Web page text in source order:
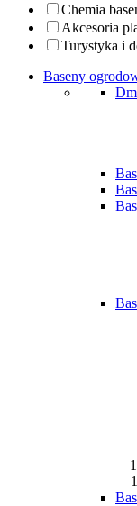
Chemia
Akcesoria
Turystyka i
Baseny